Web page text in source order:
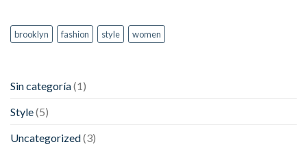
brooklyn fashion style women
Sin categoría(1)
Style(5)
Uncategorized(3)